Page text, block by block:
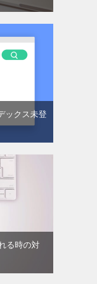
ックス未登
る時の対